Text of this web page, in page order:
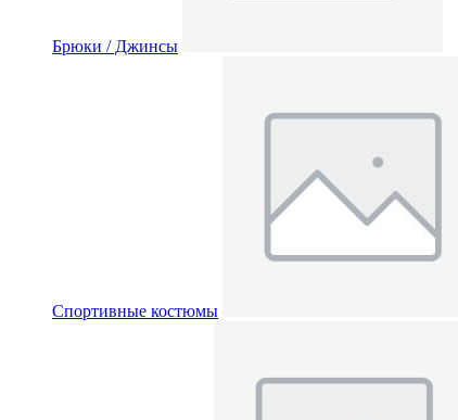
Брюки / Джинсы
Спортивные костюмы